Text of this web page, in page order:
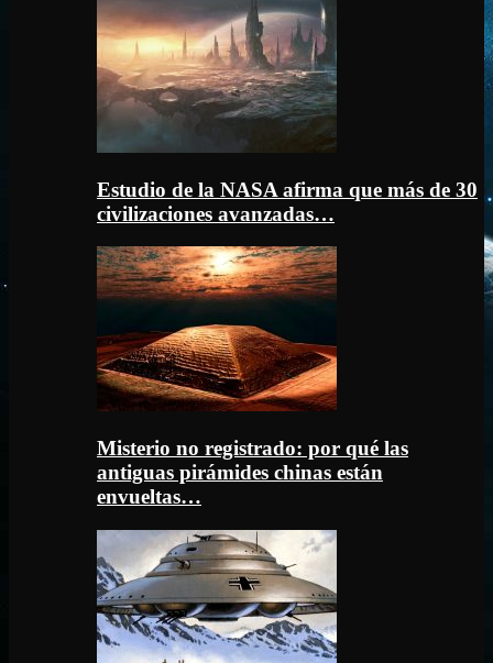
Estudio de la NASA afirma que más de 30
civilizaciones avanzadas…
Misterio no registrado: por qué las
antiguas pirámides chinas están
envueltas…